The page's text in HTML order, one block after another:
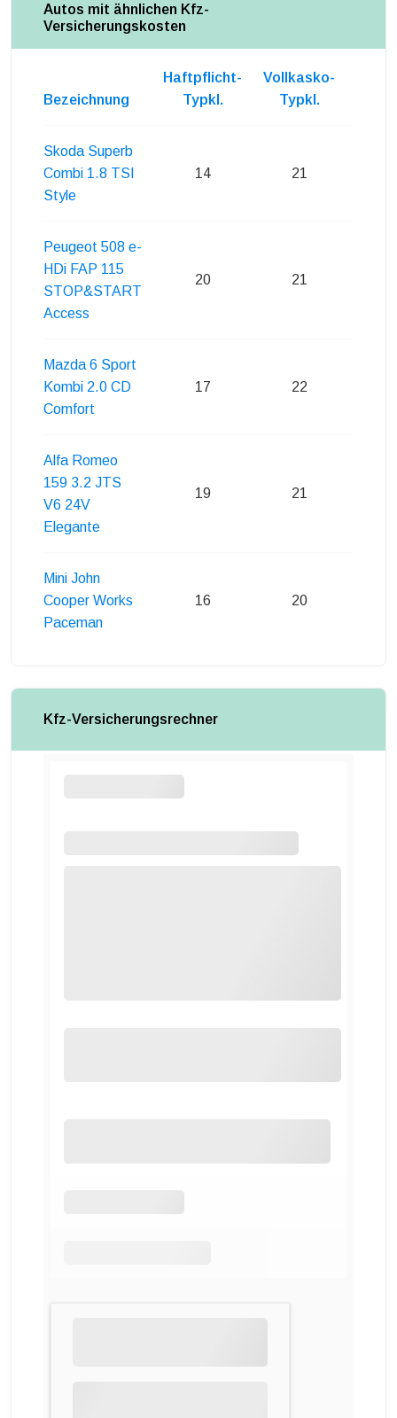
Autos mit ähnlichen Kfz-
Versicherungskosten
Bezeichnung
Haftpflicht-
Typkl.
Vollkasko-
Typkl.
Skoda Superb
Combi 1.8 TSI
Style
14 21
Peugeot 508 e-
HDi FAP 115
STOP&START
Access
20 21
Mazda 6 Sport
Kombi 2.0 CD
Comfort
17 22
Alfa Romeo
159 3.2 JTS
V6 24V
Elegante
19 21
Mini John
Cooper Works
Paceman
16 20
Kfz-Versicherungsrechner